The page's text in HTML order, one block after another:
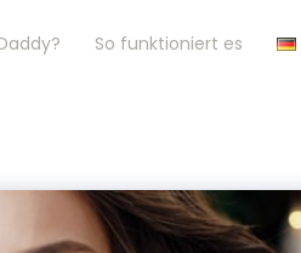
So funktioniert es